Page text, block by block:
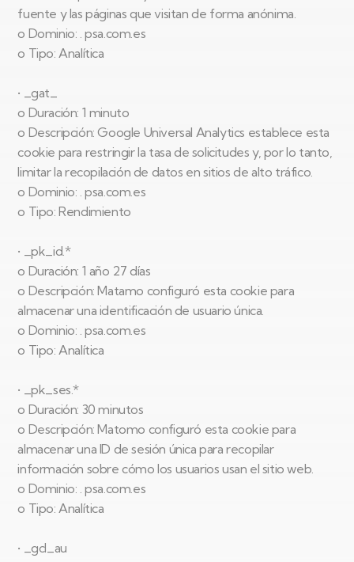
fuente y las páginas que visitan de forma anónima.
o Dominio: . psa.com.es
o Tipo: Analítica
• _gat_
o Duración: 1 minuto
o Descripción: Google Universal Analytics establece esta
cookie para restringir la tasa de solicitudes y, por lo tanto,
limitar la recopilación de datos en sitios de alto tráfico.
o Dominio: . psa.com.es
o Tipo: Rendimiento
• _pk_id.*
o Duración: 1 año 27 días
o Descripción: Matamo configuró esta cookie para
almacenar una identificación de usuario única.
o Dominio: . psa.com.es
o Tipo: Analítica
• _pk_ses.*
o Duración: 30 minutos
o Descripción: Matomo configuró esta cookie para
almacenar una ID de sesión única para recopilar
información sobre cómo los usuarios usan el sitio web.
o Dominio: . psa.com.es
o Tipo: Analítica
• _gcl_au